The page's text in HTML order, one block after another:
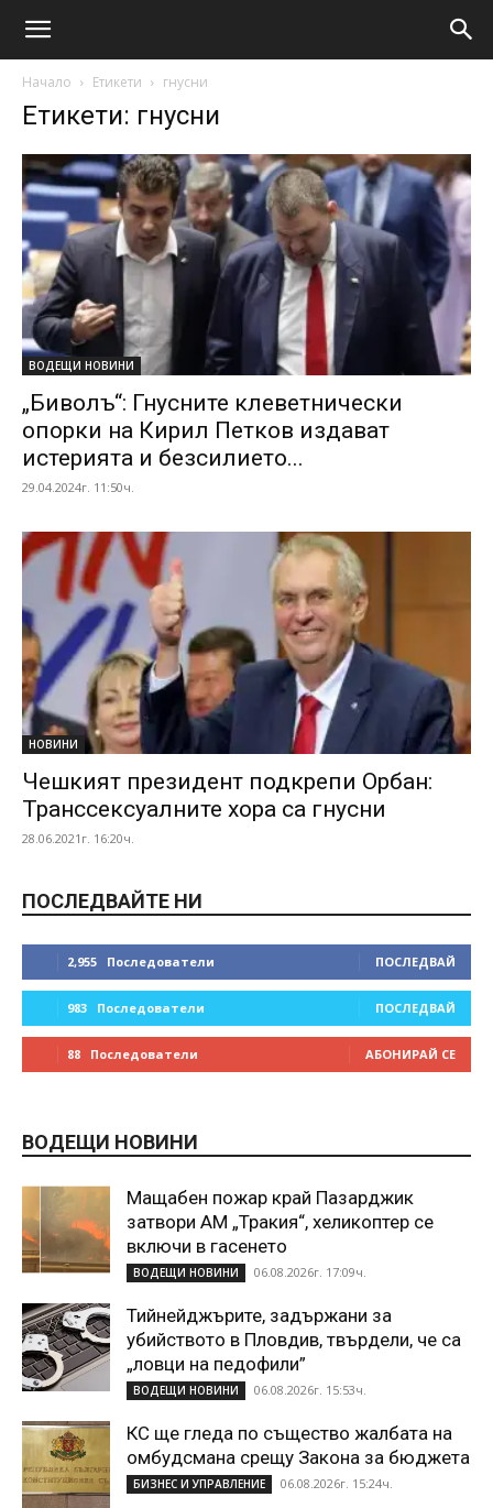
Начало Етикети гнусни
Етикети: гнусни
ВОДЕЩИ НОВИНИ
„Биволъ“: Гнусните клеветнически
опорки на Кирил Петков издават
истерията и безсилието...
29.04.2024г. 11:50ч.
НОВИНИ
Чешкият президент подкрепи Орбан:
Транссексуалните хора са гнусни
28.06.2021г. 16:20ч.
ПОСЛЕДВАЙТЕ НИ
2,955 Последователи ПОСЛЕДВАЙ
983 Последователи ПОСЛЕДВАЙ
88 Последователи АБОНИРАЙ СЕ
ВОДЕЩИ НОВИНИ
Мащабен пожар край Пазарджик
затвори АМ „Тракия“, хеликоптер се
включи в гасенето
ВОДЕЩИ НОВИНИ 06.08.2026г. 17:09ч.
Тийнейджърите, задържани за
убийството в Пловдив, твърдели, че са
„ловци на педофили”
ВОДЕЩИ НОВИНИ 06.08.2026г. 15:53ч.
КС ще гледа по същество жалбата на
омбудсмана срещу Закона за бюджета
БИЗНЕС И УПРАВЛЕНИЕ 06.08.2026г. 15:24ч.